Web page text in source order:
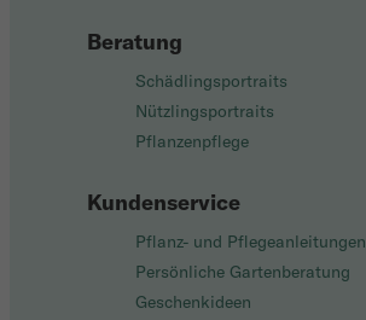
Beratung
Schädlingsportraits
Nützlingsportraits
Pflanzenpflege
Kundenservice
Pflanz- und Pflegeanleitungen
Persönliche Gartenberatung
Geschenkideen